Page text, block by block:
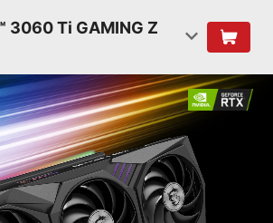
3060 Ti GAMING Z